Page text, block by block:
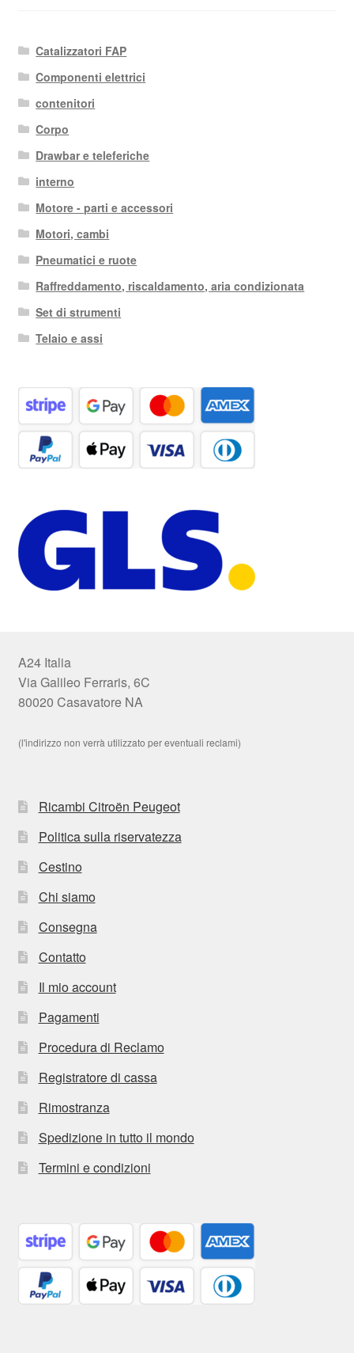
Catalizzatori FAP
Componenti elettrici
contenitori
Corpo
Drawbar e teleferiche
interno
Motore - parti e accessori
Motori, cambi
Pneumatici e ruote
Raffreddamento, riscaldamento, aria condizionata
Set di strumenti
Telaio e assi
A24 Italia
Via Galileo Ferraris, 6C
80020 Casavatore NA
(l'indirizzo non verrà utilizzato per eventuali reclami)
Ricambi Citroën Peugeot
Politica sulla riservatezza
Cestino
Chi siamo
Consegna
Contatto
Il mio account
Pagamenti
Procedura di Reclamo
Registratore di cassa
Rimostranza
Spedizione in tutto il mondo
Termini e condizioni